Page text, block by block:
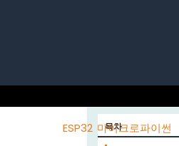
ESP32 마이크로파이썬
목차